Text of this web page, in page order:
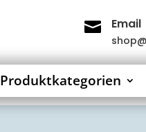
 Email
Produktkategorien